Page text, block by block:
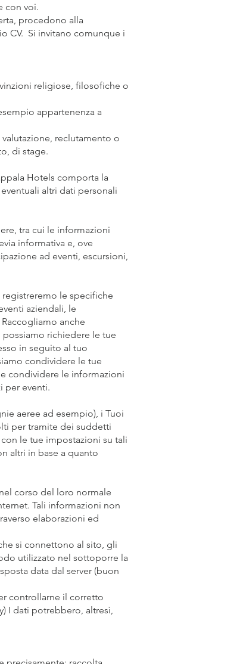
con voi.
procedono alla
CV. Si invitano comunque i
religiose, filosofiche o
appartenenza a
reclutamento o
di stage.
Hotels comporta la
altri dati personali
tra cui le informazioni
informativa e, ove
ad eventi, escursioni,
le specifiche
aziendali, le
anche
richiedere le tue
in seguito al tuo
condividere le tue
condividere le informazioni
per eventi.
aeree ad esempio), i Tuoi
per tramite dei suddetti
le tue impostazioni su tali
altri in base a quanto
corso del loro normale
Tali informazioni non
elaborazioni ed
si connettono al sito, gli
utilizzato nel sottoporre la
data dal server (buon
controllarne il corretto
I dati potrebbero, altresì,